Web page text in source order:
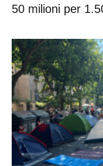
50 milioni per